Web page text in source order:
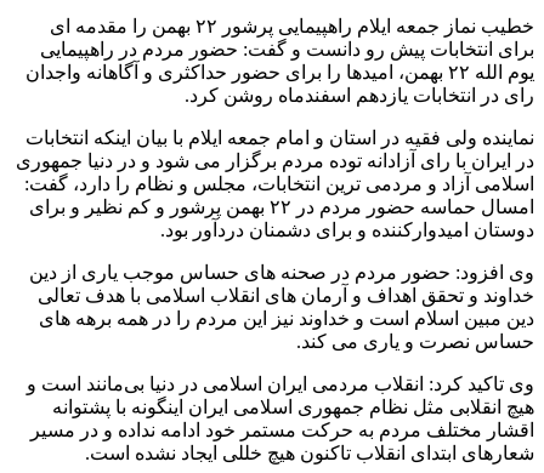
خطیب نماز جمعه ایلام راهپیمایی پرشور ۲۲ بهمن را مقدمه ای
برای انتخابات پیش رو دانست و گفت: حضور مردم در راهپیمایی
یوم الله ۲۲ بهمن، امیدها را برای حضور حداکثری و آگاهانه واجدان
رای در انتخابات یازدهم اسفندماه روشن کرد.
نماینده ولی فقیه در استان و امام جمعه ایلام با بیان اینکه انتخابات
در ایران با رای آزادانه توده مردم برگزار می شود و در دنیا جمهوری
اسلامی آزاد و مردمی ترین انتخابات، مجلس و نظام را دارد، گفت:
امسال حماسه حضور مردم در ۲۲ بهمن پرشور و کم نظیر و برای
دوستان امیدوارکننده و برای دشمنان دردآور بود.
وی افزود: حضور مردم در صحنه های حساس موجب یاری از دین
خداوند و تحقق اهداف و آرمان های انقلاب اسلامی با هدف تعالی
دین مبین اسلام است و خداوند نیز این مردم را در همه برهه های
حساس نصرت و یاری می کند.
وی تاکید کرد: انقلاب مردمی ایران اسلامی در دنیا بی‌مانند است و
هیچ انقلابی مثل نظام جمهوری اسلامی ایران اینگونه با پشتوانه
اقشار مختلف مردم به حرکت مستمر خود ادامه نداده و در مسیر
شعارهای ابتدای انقلاب تاکنون هیچ خللی ایجاد نشده است.